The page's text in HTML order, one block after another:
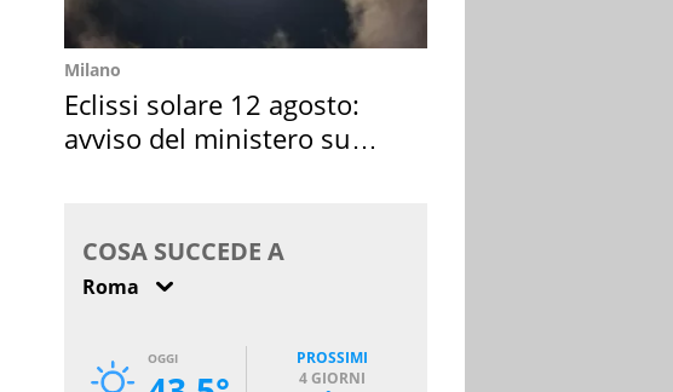
Milano
Eclissi solare 12 agosto:
avviso del ministero su